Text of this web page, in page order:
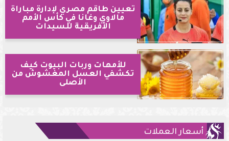
تعيين طاقم مصري لإدارة مباراة
مالاوي وغانا في كأس الأمم
الأفريقية للسيدات
للأمهات وربات البيوت كيف
تكشفي العسل المغشوش من
الأصلى
أسعار العملات